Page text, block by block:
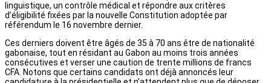
linguistique, un contrôle médical et répondre aux critères
d’éligibilité fixées par la nouvelle Constitution adoptée par
référendum le 16 novembre dernier.
Ces derniers doivent être âgés de 35 à 70 ans être de nationalité
gabonaise, tout en résidant au Gabon au moins trois années
consécutives et verser une caution de trente millions de francs
CFA. Notons que certains candidats ont déjà annoncés leur